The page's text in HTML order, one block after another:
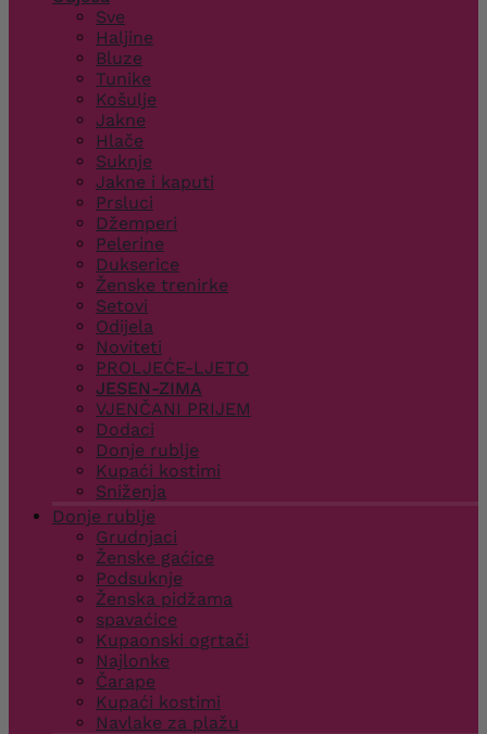
Sve
Haljine
Bluze
Tunike
Košulje
Jakne
Hlače
Suknje
Jakne i kaputi
Prsluci
Džemperi
Pelerine
Dukserice
Ženske trenirke
Setovi
Odijela
Noviteti
PROLJEĆE-LJETO
JESEN-ZIMA
VJENČANI PRIJEM
Dodaci
Donje rublje
Kupaći kostimi
Sniženja
Donje rublje
Grudnjaci
Ženske gaćice
Podsuknje
Ženska pidžama
spavaćice
Kupaonski ogrtači
Najlonke
Čarape
Kupaći kostimi
Navlake za plažu